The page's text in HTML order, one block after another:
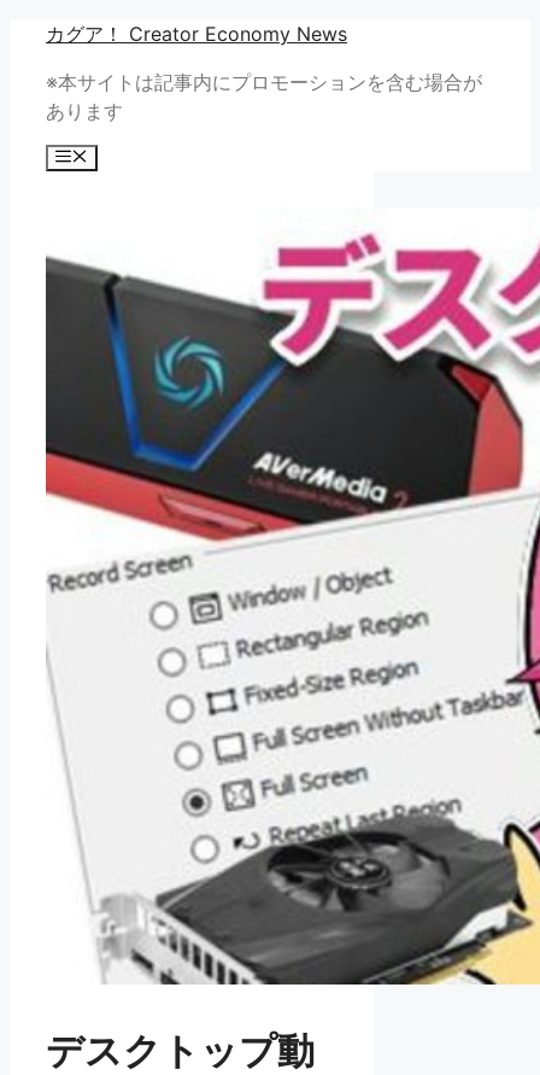
カグア！ Creator Economy News
※本サイトは記事内にプロモーションを含む場合が
あります
メ
デスクトップ動